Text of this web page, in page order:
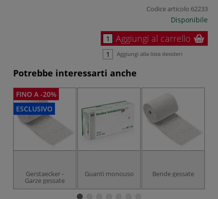
Codice articolo 62233
Disponibile
Aggiungi al carrello
Aggiungi alla lista desideri
Potrebbe interessarti anche
FINO A -20%
ESCLUSIVO
Gerstaecker -
Garze gessate
Guanti monouso Bende gessate